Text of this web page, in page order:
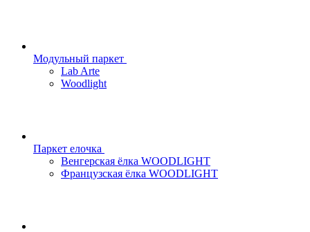
Модульный паркет
Lab Arte
Woodlight
Паркет елочка
Венгерская ёлка WOODLIGHT
Французская ёлка WOODLIGHT